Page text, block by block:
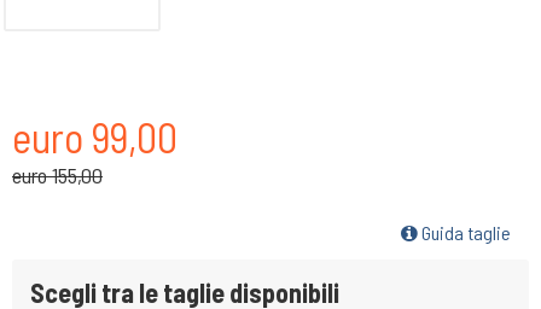
euro 99,00
euro 155,00
Guida taglie
Scegli tra le taglie disponibili